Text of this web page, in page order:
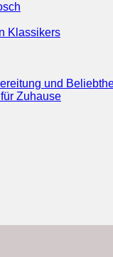
Klassikers
und
Zuhause